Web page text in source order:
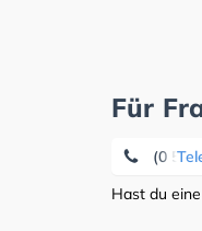
Für
(0 52
Hast du